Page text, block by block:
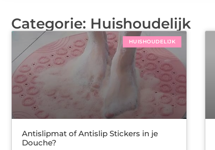
Categorie: Huishoudelijk
HUISHOUDELIJK
Antislipmat of Antislip Stickers in je
Douche?